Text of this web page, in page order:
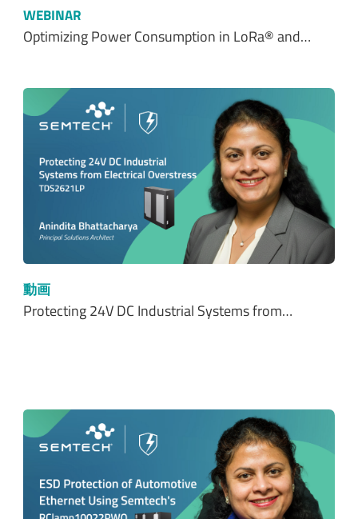
WEBINAR
Optimizing Power Consumption in LoRa® and…
動画
Protecting 24V DC Industrial Systems from…